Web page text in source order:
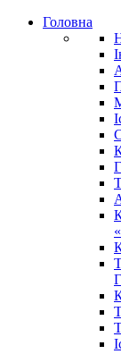
Головна